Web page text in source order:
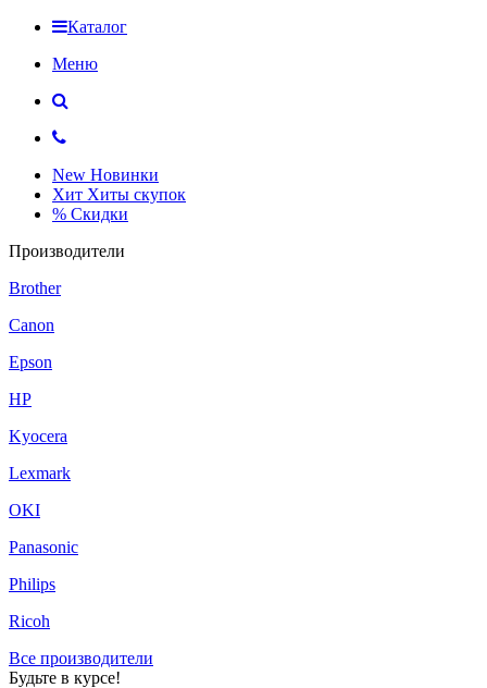
Каталог
Меню
New Новинки
Хит Хиты скупок
% Скидки
Производители
Brother
Canon
Epson
HP
Kyocera
Lexmark
OKI
Panasonic
Philips
Ricoh
Все производители
Будьте в курсе!